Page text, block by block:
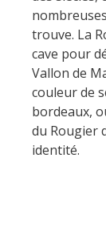
trouve. La
cave pour
Vallon de
couleur de
bordeaux,
du Rougier
identité.